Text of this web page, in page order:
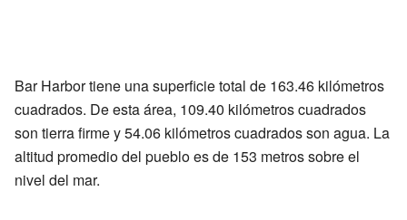
Bar Harbor tiene una superficie total de 163.46 kilómetros
cuadrados. De esta área, 109.40 kilómetros cuadrados
son tierra firme y 54.06 kilómetros cuadrados son agua. La
altitud promedio del pueblo es de 153 metros sobre el
nivel del mar.